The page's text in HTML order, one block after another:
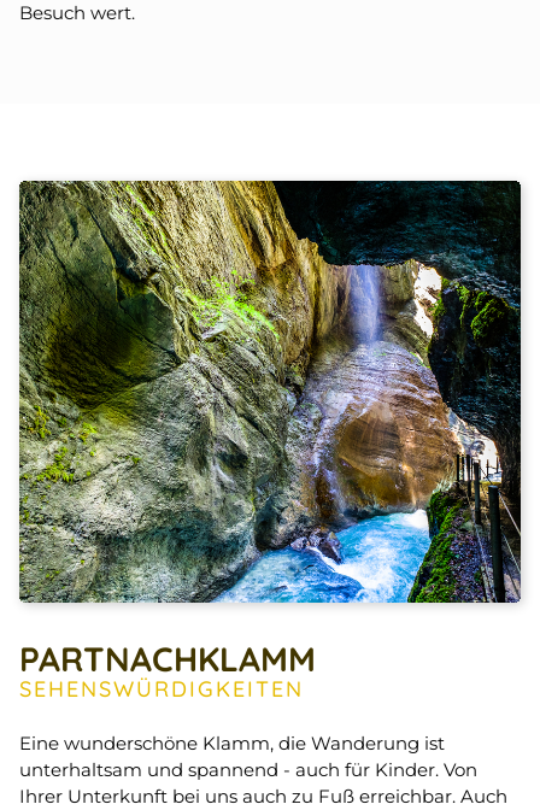
Besuch wert.
PARTNACHKLAMM
SEHENSWÜRDIGKEITEN
Eine wunderschöne Klamm, die Wanderung ist
unterhaltsam und spannend - auch für Kinder. Von
Ihrer Unterkunft bei uns auch zu Fuß erreichbar. Auch